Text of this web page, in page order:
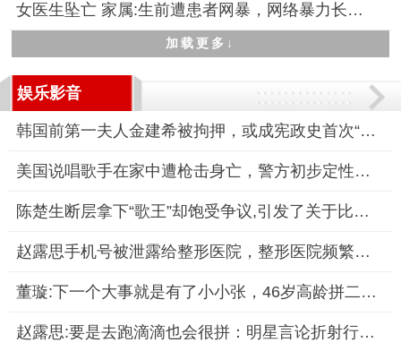
女医生坠亡 家属:生前遭患者网暴，网络暴力长达7个月
加载更多↓
娱乐影音
韩国前第一夫人金建希被拘押，或成宪政史首次“总统夫妇同囚”
美国说唱歌手在家中遭枪击身亡，警方初步定性为凶杀案
陈楚生断层拿下“歌王”却饱受争议,引发了关于比赛公平性与音乐
赵露思手机号被泄露给整形医院，整形医院频繁骚扰，引发公众关注
董璇:下一个大事就是有了小小张，46岁高龄拼二胎引关注
赵露思:要是去跑滴滴也会很拼：明星言论折射行业现实